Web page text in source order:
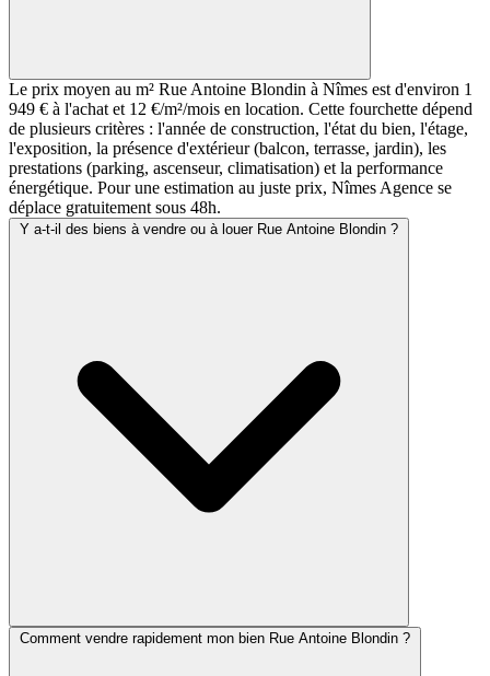
Le prix moyen au m² Rue Antoine Blondin à Nîmes est d'environ 1
949 € à l'achat et 12 €/m²/mois en location. Cette fourchette dépend
de plusieurs critères : l'année de construction, l'état du bien, l'étage,
l'exposition, la présence d'extérieur (balcon, terrasse, jardin), les
prestations (parking, ascenseur, climatisation) et la performance
énergétique. Pour une estimation au juste prix, Nîmes Agence se
déplace gratuitement sous 48h.
Y a-t-il des biens à vendre ou à louer Rue Antoine Blondin ?
Comment vendre rapidement mon bien Rue Antoine Blondin ?